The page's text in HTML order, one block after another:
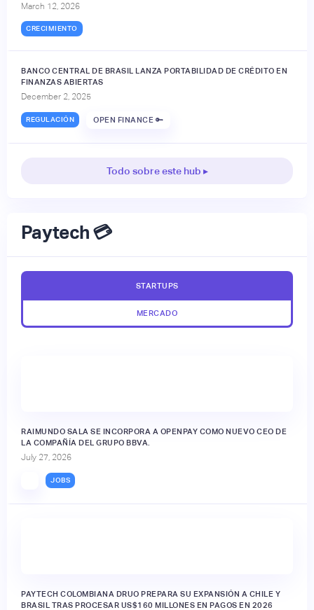
March 12, 2026
CRECIMIENTO
BANCO CENTRAL DE BRASIL LANZA PORTABILIDAD DE CRÉDITO EN
FINANZAS ABIERTAS
December 2, 2025
REGULACIÓN OPEN FINANCE 🔑
Todo sobre este hub ▸
Paytech 💳
STARTUPS
MERCADO
RAIMUNDO SALA SE INCORPORA A OPENPAY COMO NUEVO CEO DE
LA COMPAÑÍA DEL GRUPO BBVA.
July 27, 2026
JOBS
PAYTECH COLOMBIANA DRUO PREPARA SU EXPANSIÓN A CHILE Y
BRASIL TRAS PROCESAR US$160 MILLONES EN PAGOS EN 2026